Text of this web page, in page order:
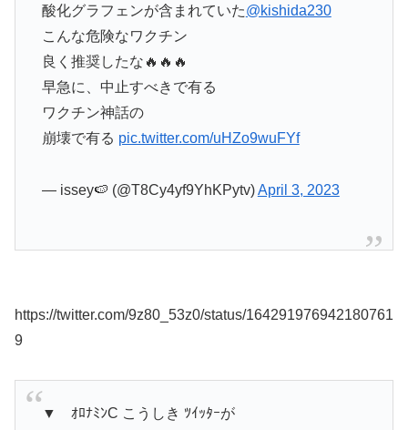
酸化グラフェンが含まれていた@kishida230
こんな危険なワクチン
良く推奨したな🔥🔥🔥
早急に、中止すべきで有る
ワクチン神話の
崩壊で有る pic.twitter.com/uHZo9wuFYf
— issey🍉 (@T8Cy4yf9YhKPytv)April 3, 2023
https://twitter.com/9z80_53z0/status/164291976942180761
9
▼ ｵﾛﾅﾐﾝC こうしき ﾂｲｯﾀｰが